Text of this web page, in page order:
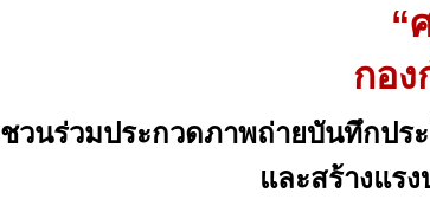
“
กอง
ชวนร่วมประกวดภาพถ่ายบันทึกปร
และสร้างแร